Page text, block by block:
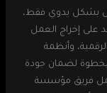
بشكل يدوي فقط،
على إخراج العمل
وأنظمة
بخطوة لضمان جودة
فريق مؤسسة